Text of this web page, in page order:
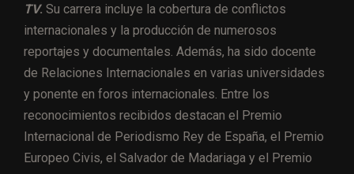
TV. Su carrera incluye la cobertura de conflictos
internacionales y la producción de numerosos
reportajes y documentales. Además, ha sido docente
de Relaciones Internacionales en varias universidades
y ponente en foros internacionales. Entre los
reconocimientos recibidos destacan el Premio
Internacional de Periodismo Rey de España, el Premio
Europeo Civis, el Salvador de Madariaga y el Premio